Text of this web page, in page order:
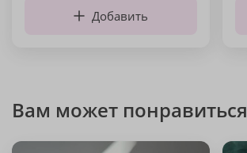
Добавить
Вам может понравиться